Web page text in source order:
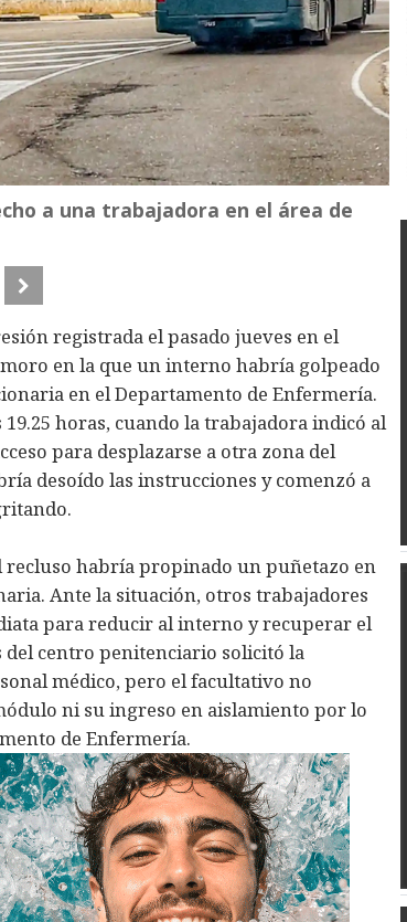
a una trabajadora en el área de
registrada el pasado jueves en el
en la que un interno habría golpeado
en el Departamento de Enfermería.
horas, cuando la trabajadora indicó al
para desplazarse a otra zona del
desoído las instrucciones y comenzó a
recluso habría propinado un puñetazo en
Ante la situación, otros trabajadores
para reducir al interno y recuperar el
del centro penitenciario solicitó la
médico, pero el facultativo no
ni su ingreso en aislamiento por lo
de Enfermería.